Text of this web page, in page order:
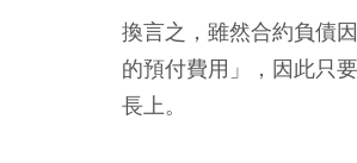
換言之，雖然合約負債
的預付費用」，因此只
長上。